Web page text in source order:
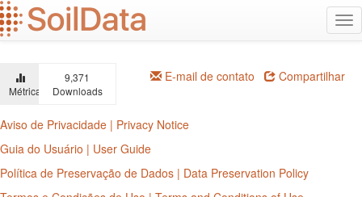
Ir
para
o
principal
Métricas
9,371
Downloads
E-mail de contato Compartilhar
Aviso de Privacidade | Privacy Notice
Guia do Usuário | User Guide
Política de Preservação de Dados | Data Preservation Policy